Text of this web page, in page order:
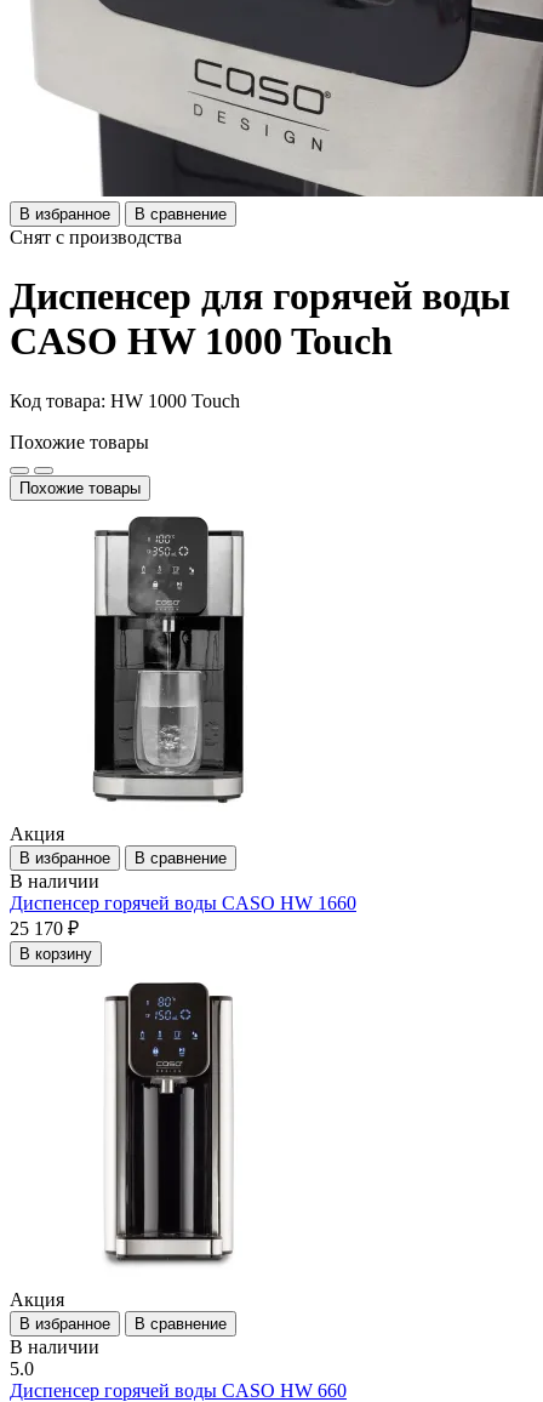
В избранное В сравнение
Снят с производства
Диспенсер для горячей воды
CASO HW 1000 Touch
Код товара: HW 1000 Touch
Похожие товары
Похожие товары
Акция
В избранное В сравнение
В наличии
Диспенсер горячей воды CASO HW 1660
25 170 ₽
В корзину
Акция
В избранное В сравнение
В наличии
5.0
Диспенсер горячей воды CASO HW 660